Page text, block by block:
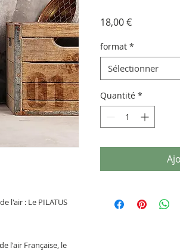
l'air : Le PILATUS
l'air Française, le
18,00 €Prix
format *
Sélectionner
Quantité *